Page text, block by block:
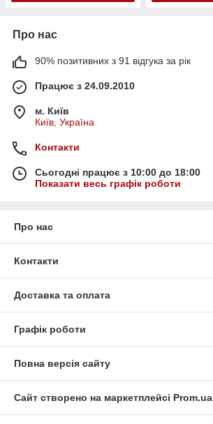
Про нас
90% позитивних з 91 відгука за рік
Працює з 24.09.2010
м. Київ
Київ, Україна
Контакти
Сьогодні працює з 10:00 до 18:00
Показати весь графік роботи
Про нас
Контакти
Доставка та оплата
Графік роботи
Повна версія сайту
Сайт створено на маркетплейсі Prom.ua